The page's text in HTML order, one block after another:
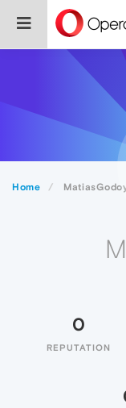
Home
0
REPUTATION